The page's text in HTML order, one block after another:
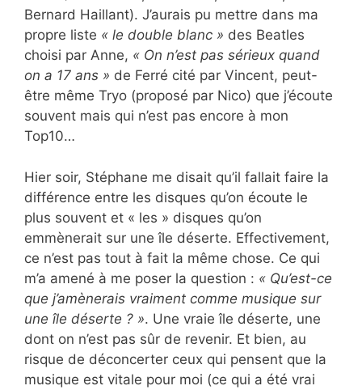
Bernard Haillant). J’aurais pu mettre dans ma
propre liste « le double blanc » des Beatles
choisi par Anne, « On n’est pas sérieux quand
on a 17 ans » de Ferré cité par Vincent, peut-
être même Tryo (proposé par Nico) que j’écoute
souvent mais qui n’est pas encore à mon
Top10…
Hier soir, Stéphane me disait qu’il fallait faire la
différence entre les disques qu’on écoute le
plus souvent et « les » disques qu’on
emmènerait sur une île déserte. Effectivement,
ce n’est pas tout à fait la même chose. Ce qui
m’a amené à me poser la question : « Qu’est-ce
que j’amènerais vraiment comme musique sur
une île déserte ? ». Une vraie île déserte, une
dont on n’est pas sûr de revenir. Et bien, au
risque de déconcerter ceux qui pensent que la
musique est vitale pour moi (ce qui a été vrai